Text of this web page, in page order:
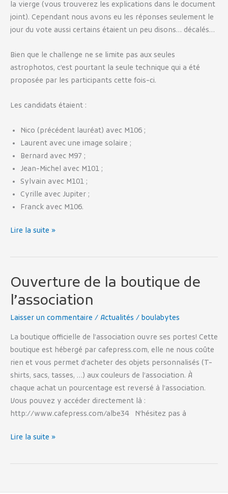
la vierge (vous trouverez les explications dans le document
joint). Cependant nous avons eu les réponses seulement le
jour du vote aussi certains étaient un peu disons… décalés…
Bien que le challenge ne se limite pas aux seules
astrophotos, c’est pourtant la seule technique qui a été
proposée par les participants cette fois-ci.
Les candidats étaient :
Nico (précédent lauréat) avec M106 ;
Laurent avec une image solaire ;
Bernard avec M97 ;
Jean-Michel avec M101 ;
Sylvain avec M101 ;
Cyrille avec Jupiter ;
Franck avec M106.
Lire la suite »
Ouverture de la boutique de
l’association
Laisser un commentaire / Actualités / boulabytes
La boutique officielle de l’association ouvre ses portes! Cette
boutique est hébergé par cafepress.com, elle ne nous coûte
rien et vous permet d’acheter des objets personnalisés (T-
shirts, sacs, tasses, …) aux couleurs de l’association. À
chaque achat un pourcentage est reversé à l’association.
Vous pouvez y accéder directement là :
http://www.cafepress.com/albe34 N’hésitez pas à
Ouverture
de
la
boutique
Lire la suite »